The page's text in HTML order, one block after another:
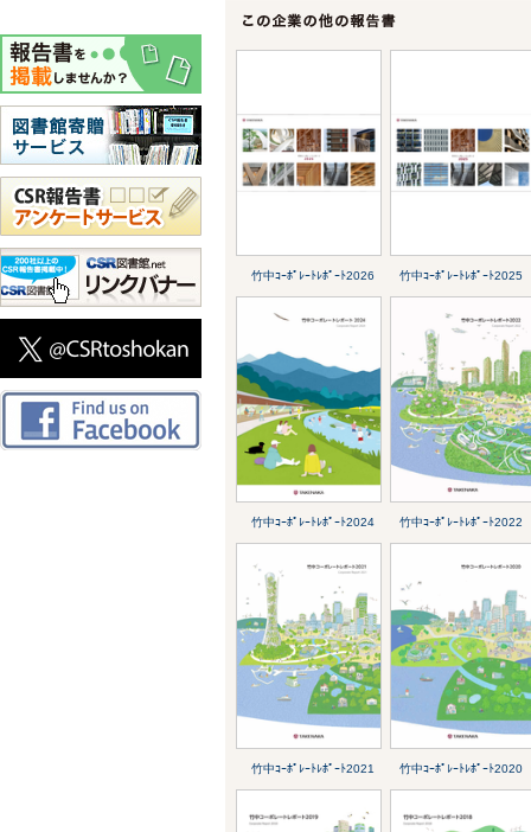
竹中ｺｰﾎﾟﾚｰﾄﾚﾎﾟｰﾄ2026 竹中ｺｰﾎﾟﾚｰﾄﾚﾎﾟｰﾄ2025
竹中ｺｰﾎﾟﾚｰﾄﾚﾎﾟｰﾄ2024 竹中ｺｰﾎﾟﾚｰﾄﾚﾎﾟｰﾄ2022
竹中ｺｰﾎﾟﾚｰﾄﾚﾎﾟｰﾄ2021 竹中ｺｰﾎﾟﾚｰﾄﾚﾎﾟｰﾄ2020